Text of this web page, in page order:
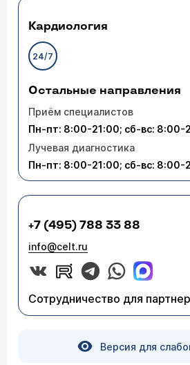
Кардиология
24/7
Остальные направления
Приём специалистов
Пн-пт: 8:00-21:00; сб-вс: 8:00-
Лучевая диагностика
Пн-пт: 8:00-21:00; сб-вс: 8:00-
+7 (495) 788 33 88
info@celt.ru
Сотрудничество для
Версия для